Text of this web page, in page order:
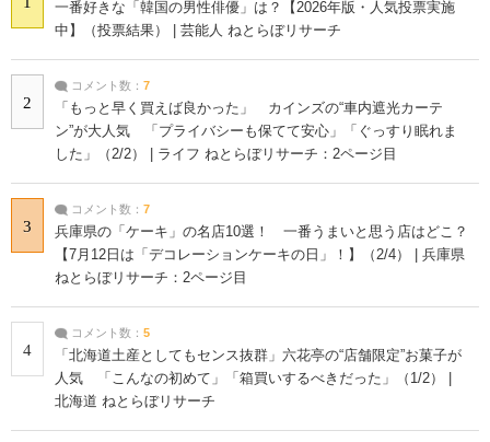
一番好きな「韓国の男性俳優」は？【2026年版・人気投票実施
中】（投票結果） | 芸能人 ねとらぼリサーチ
2
コメント数： 7
「もっと早く買えば良かった」 カインズの“車内遮光カーテ
ン”が大人気 「プライバシーも保てて安心」「ぐっすり眠れま
した」（2/2） | ライフ ねとらぼリサーチ：2ページ目
3
コメント数： 7
兵庫県の「ケーキ」の名店10選！ 一番うまいと思う店はどこ？
【7月12日は「デコレーションケーキの日」！】（2/4） | 兵庫県
ねとらぼリサーチ：2ページ目
4
コメント数： 5
「北海道土産としてもセンス抜群」六花亭の“店舗限定”お菓子が
人気 「こんなの初めて」「箱買いするべきだった」（1/2） |
北海道 ねとらぼリサーチ